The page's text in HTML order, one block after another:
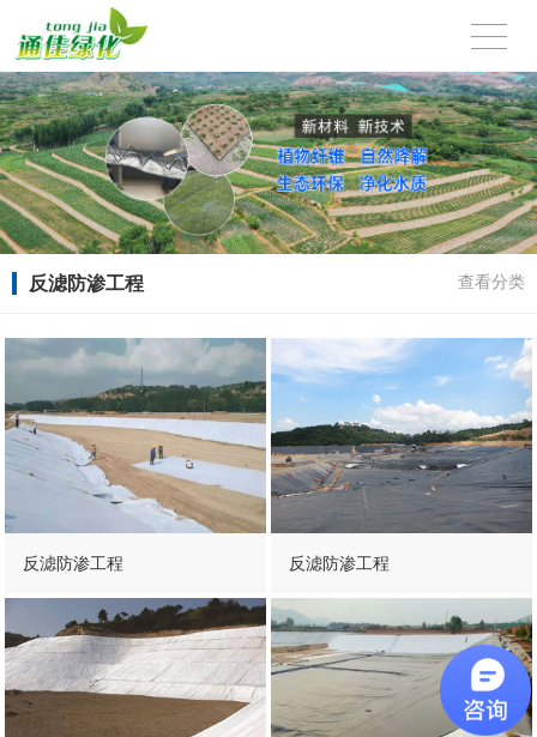
反滤防渗工程 查看分类
反滤防渗工程 反滤防渗工程